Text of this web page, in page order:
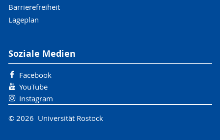
Barrierefreiheit
Lageplan
Soziale Medien
Facebook
YouTube
Instagram
© 2026 Universität Rostock